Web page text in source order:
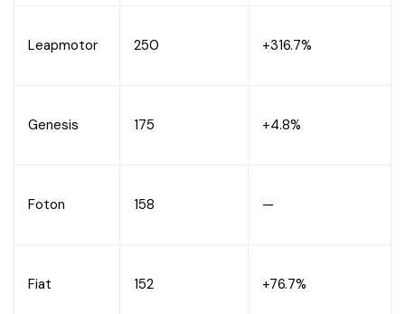
Leapmotor 250 +316.7%
Genesis 175 +4.8%
Foton 158 —
Fiat 152 +76.7%